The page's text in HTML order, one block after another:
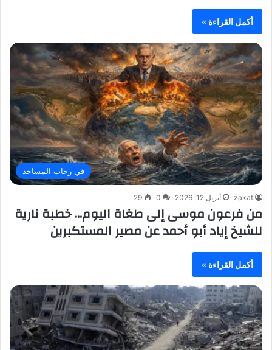
أكمل القراءة »
في رحاب المساجد
zakat أبريل 12, 2026 0
29
من فرعون موسى إلى طغاة اليوم… خطبة نارية
للشيخ إياد أبو أحمد عن مصير المستكبرين
أكمل القراءة »